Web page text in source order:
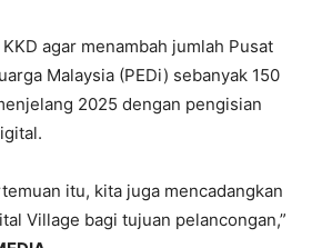
agar menambah jumlah Pusat
Malaysia (PEDi) sebanyak 150
2025 dengan pengisian
itu, kita juga mencadangkan
Village bagi tujuan pelancongan,”